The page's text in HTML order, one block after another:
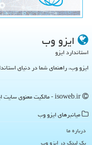
ایزو وب
استاندارد ایزو
ایزو وب، راهنمای شما در دنیای
میانبرهای ایزو وب
درباره ما
بک لینک در ایزو وب